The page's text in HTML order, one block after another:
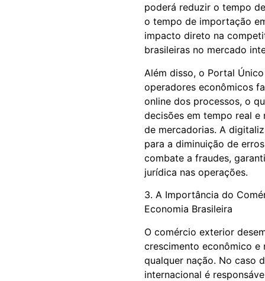
poderá reduzir o tempo
o tempo de importação
impacto direto na
brasileiras no mercado
Além disso, o Portal
operadores econômicos
online dos processos, o
decisões em tempo real
de mercadorias. A
para a diminuição de
combate a fraudes,
jurídica nas operações.
3. A Importância do
Economia Brasileira
O comércio exterior
crescimento econômico e
qualquer nação. No caso
internacional é